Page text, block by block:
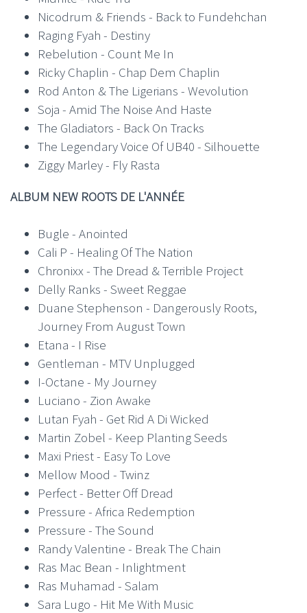
Nicodrum & Friends - Back to Fundehchan
Raging Fyah - Destiny
Rebelution - Count Me In
Ricky Chaplin - Chap Dem Chaplin
Rod Anton & The Ligerians - Wevolution
Soja - Amid The Noise And Haste
The Gladiators - Back On Tracks
The Legendary Voice Of UB40 - Silhouette
Ziggy Marley - Fly Rasta
ALBUM NEW ROOTS DE L'ANNÉE
Bugle - Anointed
Cali P - Healing Of The Nation
Chronixx - The Dread & Terrible Project
Delly Ranks - Sweet Reggae
Duane Stephenson - Dangerously Roots,
Journey From August Town
Etana - I Rise
Gentleman - MTV Unplugged
I-Octane - My Journey
Luciano - Zion Awake
Lutan Fyah - Get Rid A Di Wicked
Martin Zobel - Keep Planting Seeds
Maxi Priest - Easy To Love
Mellow Mood - Twinz
Perfect - Better Off Dread
Pressure - Africa Redemption
Pressure - The Sound
Randy Valentine - Break The Chain
Ras Mac Bean - Inlightment
Ras Muhamad - Salam
Sara Lugo - Hit Me With Music